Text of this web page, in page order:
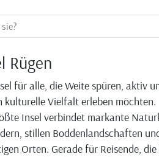
Rügen
für alle, die Weite spüren, aktiv
kulturelle Vielfalt erleben möchten.
Insel verbindet markante
stillen Boddenlandschaften
Orten. Gerade für Reisende,